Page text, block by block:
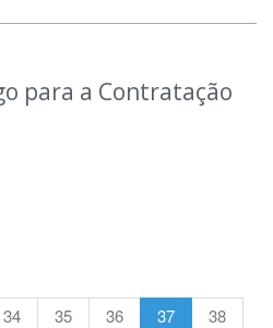
para a Contratação
34 35 36 37
38